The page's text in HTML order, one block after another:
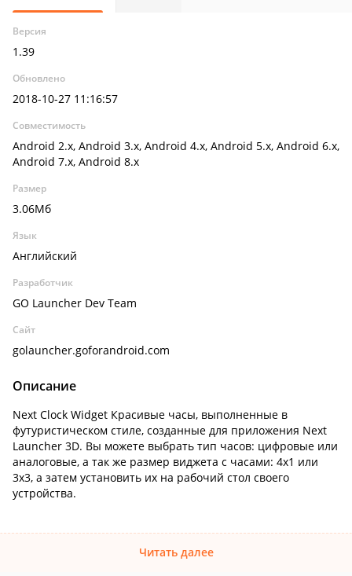
Версия
1.39
Обновлено
2018-10-27 11:16:57
Совместимость
Android 2.x, Android 3.x, Android 4.x, Android 5.x, Android 6.x,
Android 7.x, Android 8.x
Размер
3.06Мб
Язык
Английский
Разработчик
GO Launcher Dev Team
Сайт
golauncher.goforandroid.com
Описание
Next Clock Widget Красивые часы, выполненные в
футуристическом стиле, созданные для приложения Next
Launcher 3D. Вы можете выбрать тип часов: цифровые или
аналоговые, а так же размер виджета с часами: 4х1 или
3х3, а затем установить их на рабочий стол своего
устройства.
Читать далее